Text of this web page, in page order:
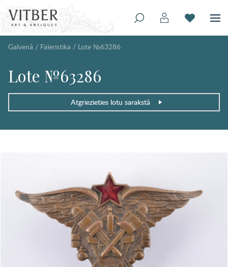
Galvenā / Faleristika / Lote №63286
Lote №63286
Atgriezieties lotu sarakstā